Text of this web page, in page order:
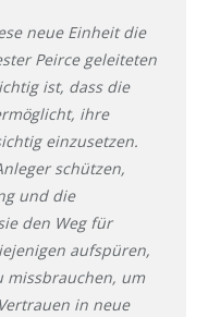
neue Einheit die
Peirce geleiteten
ist, dass die
ihre
einzusetzen.
schützen,
und die
den Weg für
aufspüren,
missbrauchen, um
in neue